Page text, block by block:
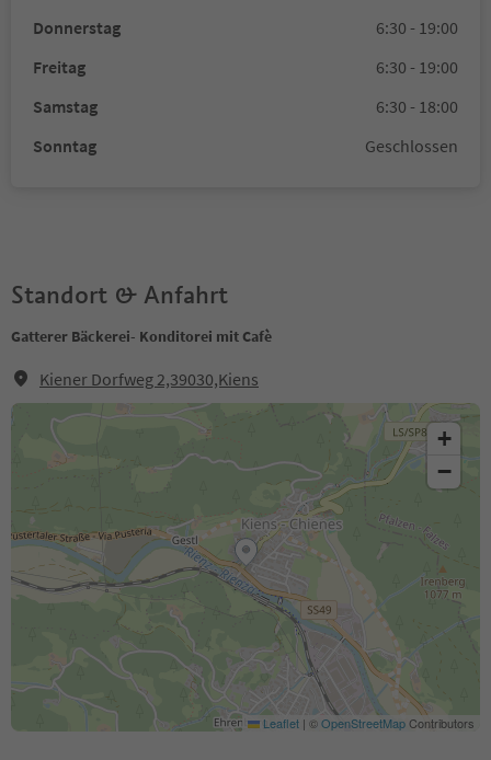
Donnerstag
6:30 - 19:00
Freitag
6:30 - 19:00
Samstag
6:30 - 18:00
Sonntag
Geschlossen
Standort & Anfahrt
Gatterer Bäckerei- Konditorei mit Cafè
Kiener Dorfweg 2,39030,Kiens
+
−
Leaflet | ©OpenStreetMapContributors